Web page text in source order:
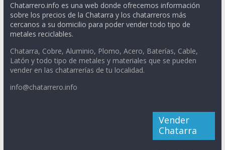
Chatarrero.info es una web donde ofrecemos información
sobre los precios de la Chatarra y los chatarreros más
cercanos a su domicilio para poder vender todo tipo de
metales reciclables.
Chatarra, Cobre, Aluminio, Plomo, Acero, Baterías, Cable,
Latón y todo tipo de metales y materiales que se pueden
vender en las chatarrerías de tu localidad.
info@chatarrero.info
Vender
Chatarra